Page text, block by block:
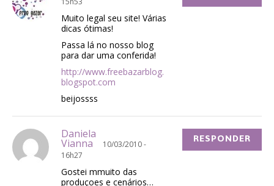
Muito legal seu site! Várias
dicas ótimas!
Passa lá no nosso blog
para dar uma conferida!
http://www.freebazarblog.
blogspot.com
beijossss
Daniela
Vianna
10/03/2010 -
16h27
Gostei mmuito das
produçoes e cenários…
RESPONDER